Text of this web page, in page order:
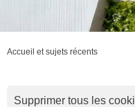
Accueil et sujets récents
Supprimer tous les